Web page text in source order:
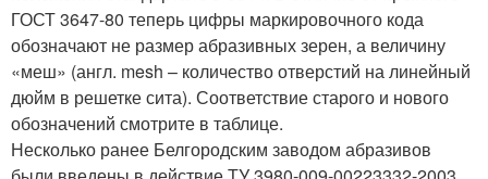
ГОСТ 3647-80 теперь цифры маркировочного кода
обозначают не размер абразивных зерен, а величину
«меш» (англ. mesh – количество отверстий на линейный
дюйм в решетке сита). Соответствие старого и нового
обозначений смотрите в таблице.
Несколько ранее Белгородским заводом абразивов